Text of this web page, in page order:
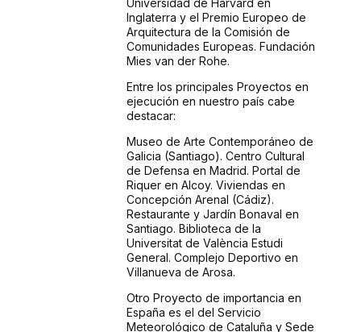
Universidad de Harvard en
Inglaterra y el Premio Europeo de
Arquitectura de la Comisión de
Comunidades Europeas. Fundación
Mies van der Rohe.
Entre los principales Proyectos en
ejecución en nuestro país cabe
destacar:
Museo de Arte Contemporáneo de
Galicia (Santiago). Centro Cultural
de Defensa en Madrid. Portal de
Riquer en Alcoy. Viviendas en
Concepción Arenal (Cádiz).
Restaurante y Jardín Bonaval en
Santiago. Biblioteca de la
Universitat de València Estudi
General. Complejo Deportivo en
Villanueva de Arosa.
Otro Proyecto de importancia en
España es el del Servicio
Meteorológico de Cataluña y Sede